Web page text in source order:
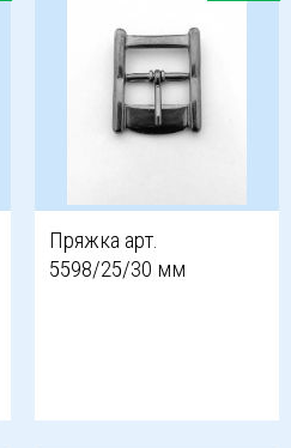
Пряжка арт.
5598/25/30 мм